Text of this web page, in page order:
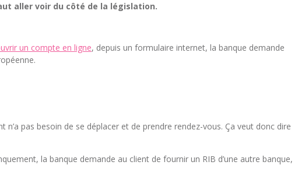
aller voir du côté de la législation.
un compte en ligne, depuis un formulaire internet, la banque demande
pas besoin de se déplacer et de prendre rendez-vous. Ça veut donc dire
la banque demande au client de fournir un RIB d’une autre banque,